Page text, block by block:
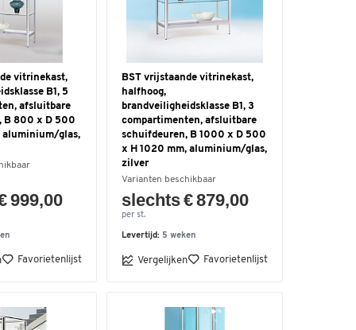
vitrinekast,
B1, 5
afsluitbare
B 800 x D 500
aluminium/glas,
999,00
Favorietenlijst
BST vrijstaande vitrinekast,
halfhoog,
brandveiligheidsklasse B1, 3
compartimenten, afsluitbare
schuifdeuren, B 1000 x D 500
x H 1020 mm, aluminium/glas,
zilver
Varianten beschikbaar
slechts € 879,00
per st.
Levertijd: 5 weken
Vergelijken Favorietenlijst